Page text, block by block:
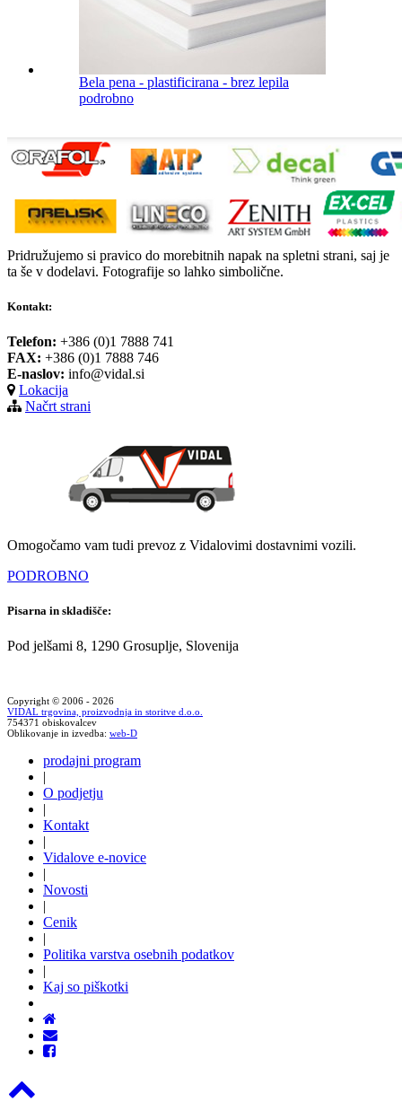
Bela pena - plastificirana - brez lepila
podrobno
Pridružujemo si pravico do morebitnih napak na spletni strani, saj je
ta še v dodelavi. Fotografije so lahko simbolične.
Kontakt:
Telefon: +386 (0)1 7888 741
FAX: +386 (0)1 7888 746
E-naslov: info@vidal.si
Lokacija
Načrt strani
Omogočamo vam tudi prevoz z Vidalovimi dostavnimi vozili.
PODROBNO
Pisarna in skladišče:
Pod jelšami 8, 1290 Grosuplje, Slovenija
Copyright © 2006 - 2026
VIDAL trgovina, proizvodnja in storitve d.o.o.
754371 obiskovalcev
Oblikovanje in izvedba: web-D
prodajni program
|
O podjetju
|
Kontakt
|
Vidalove e-novice
|
Novosti
|
Cenik
|
Politika varstva osebnih podatkov
|
Kaj so piškotki